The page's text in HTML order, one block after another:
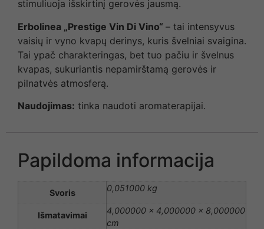
stimuliuoja išskirtinį gerovės jausmą.
Erbolinea „Prestige Vin Di Vino“ – tai intensyvus
vaisių ir vyno kvapų derinys, kuris švelniai svaigina.
Tai ypač charakteringas, bet tuo pačiu ir švelnus
kvapas, sukuriantis nepamirštamą gerovės ir
pilnatvės atmosferą.
Naudojimas: tinka naudoti aromaterapijai.
Papildoma informacija
Svoris 0,051000 kg
Išmatavimai
4,000000 × 4,000000 × 8,000000
cm